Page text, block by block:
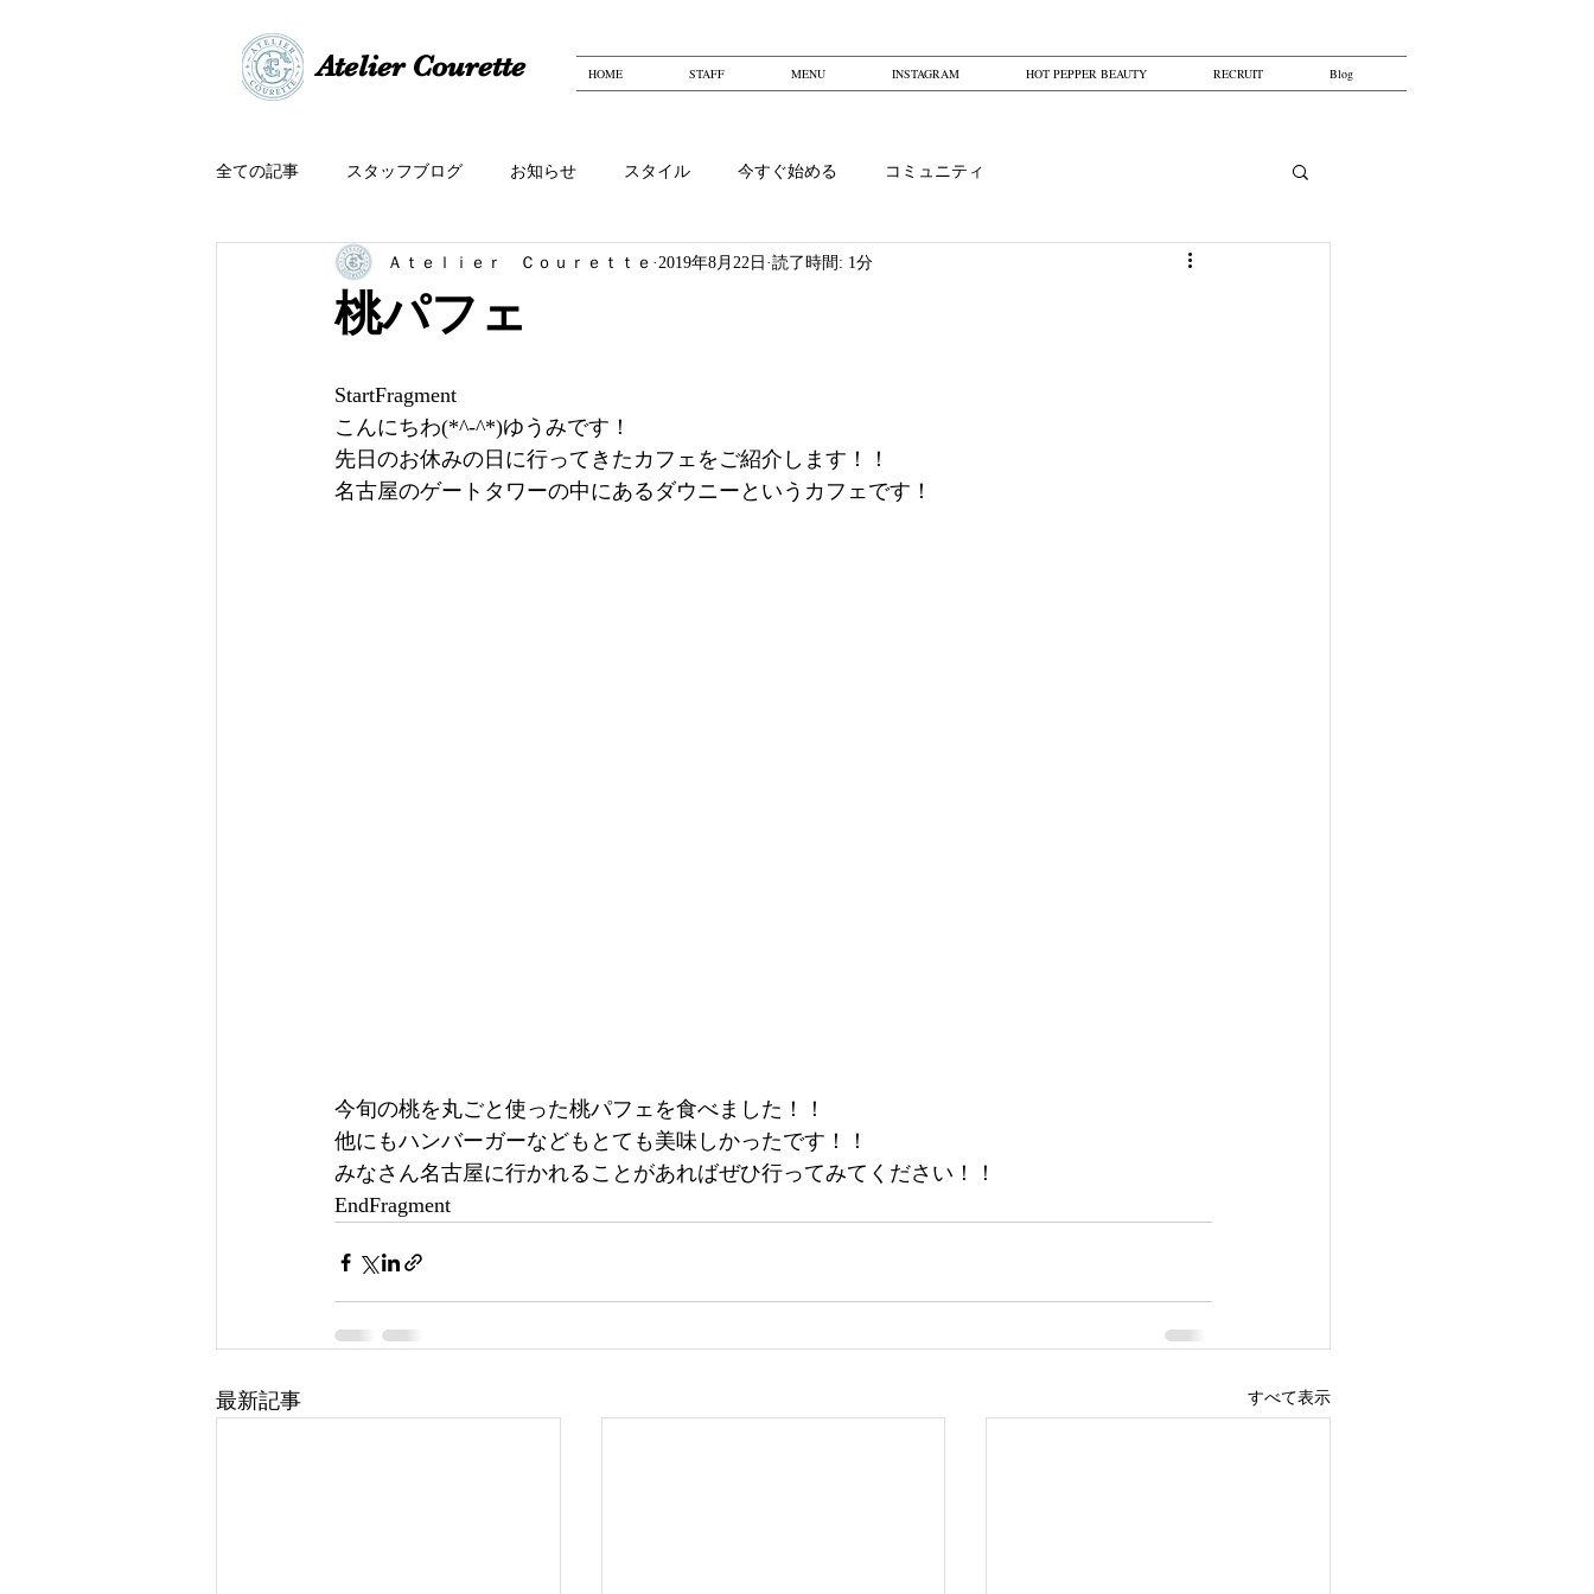
​​Atelier Courette​ HOME STAFF MENU INSTAGRAM HOT PEPPER BEAUTY RECRUIT Blog
全ての記事 スタッフブログ お知らせ スタイル 今すぐ始める コミュニティ
桃パフェ
Ａｔｅｌｉｅｒ Ｃｏｕｒｅｔｔｅ 2019年8月22日 読了時間: 1分
StartFragment
こんにちわ(*^-^*)ゆうみです！
先日のお休みの日に行ってきたカフェをご紹介します！！
名古屋のゲートタワーの中にあるダウニーというカフェです！
今旬の桃を丸ごと使った桃パフェを食べました！！
他にもハンバーガーなどもとても美味しかったです！！
みなさん名古屋に行かれることがあればぜひ行ってみてください！！
EndFragment
最新記事 すべて表示